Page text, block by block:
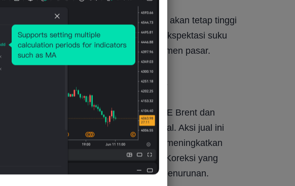
di seluruh logam mulia kemungkinan akan tetap tinggi
dan perak, ketidakpastian makro, ekspektasi suku
USD akan terus mendominasi sentimen pasar.
turun karena premi risiko mereda
di bawah tekanan pagi ini, dengan ICE Brent dan
lebih dari 5% pada perdagangan awal. Aksi jual ini
baru antara AS dan Iran, yang meningkatkan
dan mengurangi premi risiko geopolitik. Koreksi yang
telah menambah momentum penurunan.